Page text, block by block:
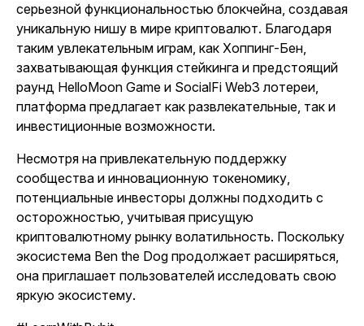
серьезной функциональностью блокчейна, создавая
уникальную нишу в мире криптовалют. Благодаря
таким увлекательным играм, как Хоппинг-Бен,
захватывающая функция стейкинга и предстоящий
раунд HelloMoon Game и SocialFi Web3 лотереи,
платформа предлагает как развлекательные, так и
инвестиционные возможности.
Несмотря на привлекательную поддержку
сообщества и инновационную токеномику,
потенциальные инвесторы должны подходить с
осторожностью, учитывая присущую
криптовалютному рынку волатильность. Поскольку
экосистема Ben the Dog продолжает расширяться,
она приглашает пользователей исследовать свою
яркую экосистему.